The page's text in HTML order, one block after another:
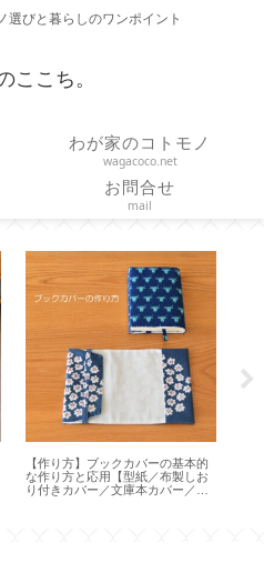
選びと暮らしのワンポイント
ここち。
わが家のコトモノ
wagacoco.net
お問合せ
mail
【作り方】ブックカバーの基本的
な作り方と応用【型紙／布製しお
り付きカバー／文庫本カバー／ハ